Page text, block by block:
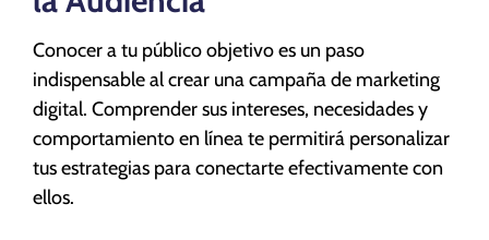
Conocer a tu público objetivo es un paso
indispensable al crear una campaña de marketing
digital. Comprender sus intereses, necesidades y
comportamiento en línea te permitirá personalizar
tus estrategias para conectarte efectivamente con
ellos.